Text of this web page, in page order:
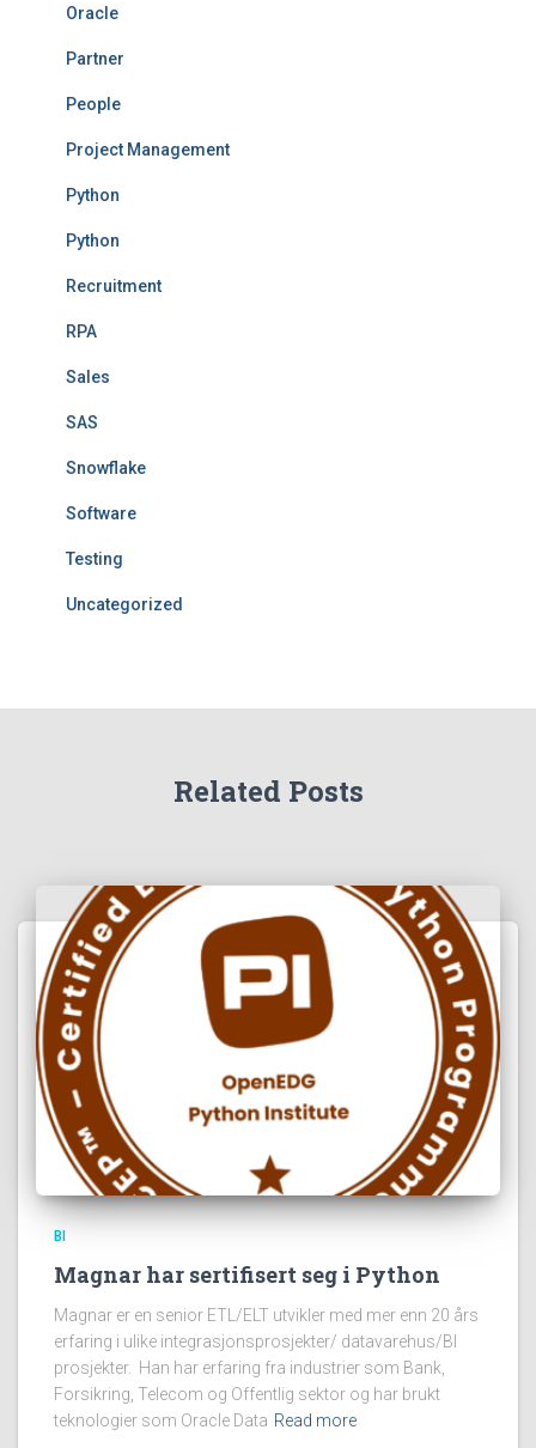
Oracle
Partner
People
Project Management
Python
Python
Recruitment
RPA
Sales
SAS
Snowflake
Software
Testing
Uncategorized
Related Posts
BI
Magnar har sertifisert seg i Python
Magnar er en senior ETL/ELT utvikler med mer enn 20 års
erfaring i ulike integrasjonsprosjekter/ datavarehus/BI
prosjekter. Han har erfaring fra industrier som Bank,
Forsikring, Telecom og Offentlig sektor og har brukt
teknologier som Oracle Data Read more